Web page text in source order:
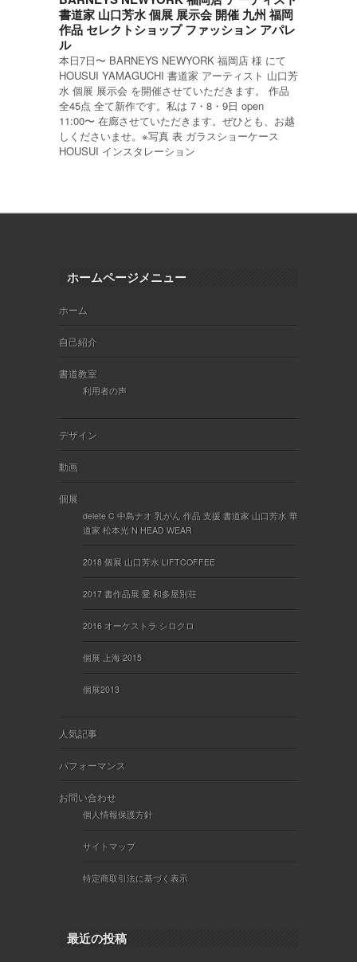
書道家 山口芳水 個展 展示会 開催 九州 福岡
作品 セレクトショップ ファッション アパレ
ル
本日7日〜 BARNEYS NEWYORK 福岡店 様 にて
HOUSUI YAMAGUCHI 書道家 アーティスト 山口芳
水 個展 展示会 を開催させていただきます。 作品
全45点 全て新作です。私は 7・8・9日 open
11:00〜 在廊させていただきます。ぜひとも、お越
しくださいませ。※写真 表 ガラスショーケース
HOUSUI インスタレーション
ホームページメニュー
ホーム
自己紹介
書道教室
利用者の声
デザイン
動画
個展
delete C 中島ナオ 乳がん 作品 支援 書道家 山口芳水 華
道家 松本光 N HEAD WEAR
2018 個展 山口芳水 LIFTCOFFEE
2017 書作品展 愛 和多屋別荘
2016 オーケストラ シロクロ
個展 上海 2015
個展2013
人気記事
パフォーマンス
お問い合わせ
個人情報保護方針
サイトマップ
特定商取引法に基づく表示
最近の投稿